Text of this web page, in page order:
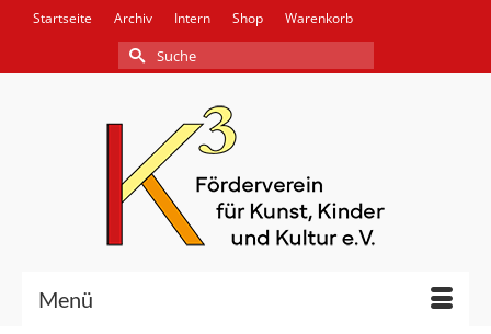
Startseite Archiv Intern Shop Warenkorb
Suche
nach:
Menü